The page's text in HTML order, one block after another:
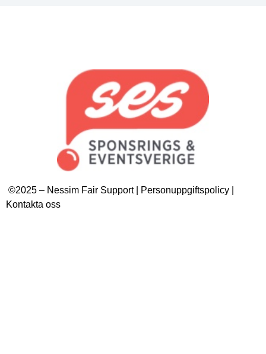
©2025 – Nessim Fair Support | Personuppgiftspolicy |
Kontakta oss